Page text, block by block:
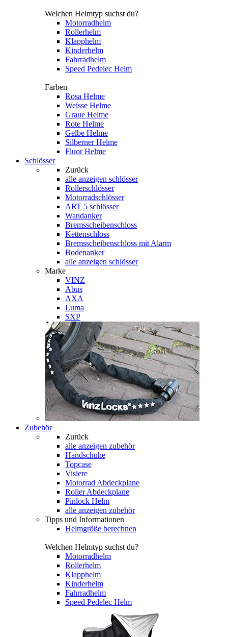
Welchen Helmtyp suchst du?
Motorradhelm
Rollerhelm
Klapphelm
Kinderhelm
Fahrradhelm
Speed Pedelec Helm
Farben
Rosa Helme
Weisse Helme
Graue Helme
Rote Helme
Gelbe Helme
Silberner Helme
Fluor Helme
Schlösser
Zurück
alle anzeigen schlösser
Rollerschlösser
Motorradschlösser
ART 5 schlösser
Wandanker
Bremsscheibenschloss
Kettenschloss
Bremsscheibenschloss mit Alarm
Bodenanker
alle anzeigen schlösser
Marke
VINZ
Abus
AXA
Luma
SXP
Zubehör
Zurück
alle anzeigen zubehör
Handschuhe
Topcase
Visiere
Motorrad Abdeckplane
Roller Abdeckplane
Pinlock Helm
alle anzeigen zubehör
Tipps und Informationen
Helmgröße berechnen
Welchen Helmtyp suchst du?
Motorradhelm
Rollerhelm
Klapphelm
Kinderhelm
Fahrradhelm
Speed Pedelec Helm